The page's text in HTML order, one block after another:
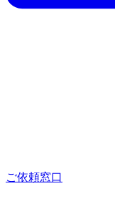
ご依頼窓口